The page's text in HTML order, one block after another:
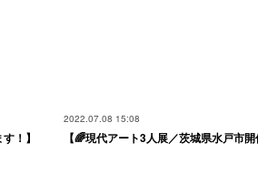
！】
2022.07.08 15:08
【🌈現代アート3人展／茨城県水戸市開